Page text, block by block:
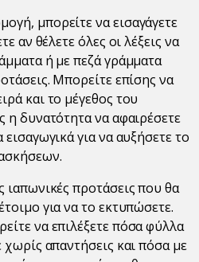
μπορείτε να εισαγάγετε
αν θέλετε όλες οι λέξεις να
ή με πεζά γράμματα
Μπορείτε επίσης να
και το μέγεθος του
η δυνατότητα να αφαιρέσετε
για να αυξήσετε το
ιαπωνικές προτάσεις που θα
για να το εκτυπώσετε.
να επιλέξετε πόσα φύλλα
χωρίς απαντήσεις και πόσα με